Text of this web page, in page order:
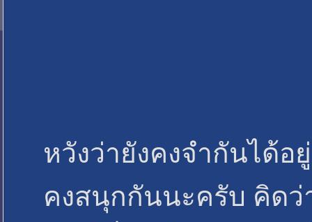
หวังว่ายังคงจำกันได้อ
คงสนุกกันนะครับ คิดว่